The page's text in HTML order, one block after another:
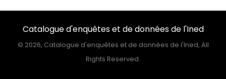
Catalogue d'enquêtes et de données de l'Ined
© 2026, Catalogue d'enquêtes et de données de l'Ined, All
Rights Reserved.